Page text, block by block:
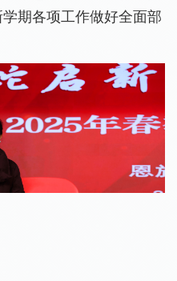
期各项工作做好全面部